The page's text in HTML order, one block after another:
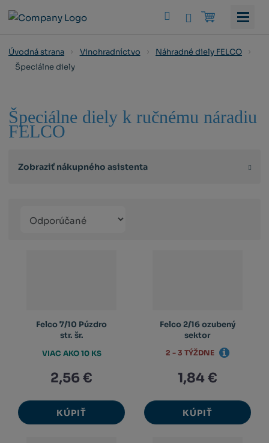
Vyhledat
Úvodná strana Vinohradníctvo
Náhradné diely FELCO
Špeciálne diely
Špeciálne diely k ručnému náradiu
FELCO
Zobraziť nákupného asistenta
produktů
Felco 7/10 Púzdro
str. šr.
2,56 €
KÚPIŤ
VIAC AKO 10 KS
Felco 2/16 ozubený
sektor
1,84 €
KÚPIŤ
2 - 3 TÝŽDNE